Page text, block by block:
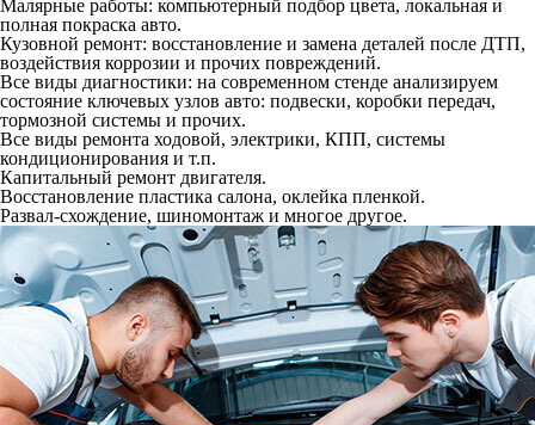
Малярные работы: компьютерный подбор цвета, локальная и
полная покраска авто.
Кузовной ремонт: восстановление и замена деталей после ДТП,
воздействия коррозии и прочих повреждений.
Все виды диагностики: на современном стенде анализируем
состояние ключевых узлов авто: подвески, коробки передач,
тормозной системы и прочих.
Все виды ремонта ходовой, электрики, КПП, системы
кондиционирования и т.п.
Капитальный ремонт двигателя.
Восстановление пластика салона, оклейка пленкой.
Развал-схождение, шиномонтаж и многое другое.